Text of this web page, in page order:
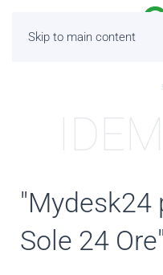
Skip to main content
"Mydesk24
Sole 24